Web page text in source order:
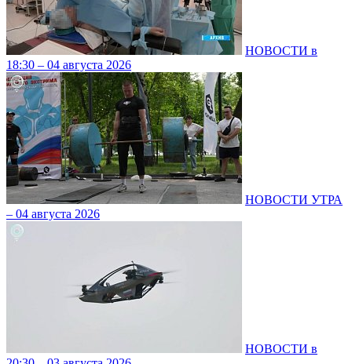
НОВОСТИ в
18:30 – 04 августа 2026
НОВОСТИ УТРА
– 04 августа 2026
НОВОСТИ в